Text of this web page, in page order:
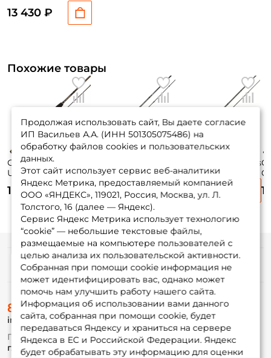
35гр. 127гр. extra
fast / MTSSMX21M
13 430 ₽
Похожие товары
Спиннинг Maximus
Ultimatum 210см.
4-16гр. 88гр. extra
fast / MSU21L
16 735 ₽
Manic 210см. 7-
35гр. 116гр. extra
fast / MTSSM21M
14 450 ₽
Спиннинг Maximus
Black Widow X
MJSSBW22ML 220
см. 6-21 гр.
12 380 ₽
КЕШБЭК 40%
Продолжая использовать сайт, Вы даете согласие
ИП Васильев А.А. (ИНН 501305075486) на
обработку файлов cookies и пользовательских
данных.
Этот сайт использует сервис веб-аналитики
Яндекс Метрика, предоставляемый компанией
ООО «ЯНДЕКС», 119021, Россия, Москва, ул. Л.
Толстого, 16 (далее — Яндекс).
Сервис Яндекс Метрика использует технологию
“cookie” — небольшие текстовые файлы,
размещаемые на компьютере пользователей с
целью анализа их пользовательской активности.
Собранная при помощи cookie информация не
может идентифицировать вас, однако может
помочь нам улучшить работу нашего сайта.
Информация об использовании вами данного
сайта, собранная при помощи cookie, будет
передаваться Яндексу и храниться на сервере
Яндекса в ЕС и Российской Федерации. Яндекс
будет обрабатывать эту информацию для оценки
Информация
О магазине
Доставка
Оплата
Fox-bonus
Гуру
8 (495) 532-77-88
info@foxfishing.ru
По вопросам с заказом
г. Москва, ул. Плеханова д.7